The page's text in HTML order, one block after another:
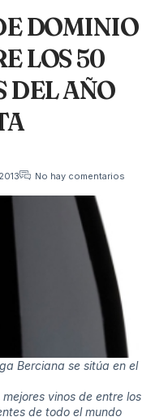
DOMINIO
LOS 50
DEL AÑO
No hay comentarios
Berciana se sitúa en el
vinos de entre los
de todo el mundo